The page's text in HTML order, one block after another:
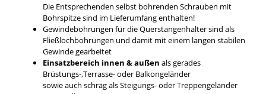
Die Entsprechenden selbst bohrenden Schrauben mit
Bohrspitze sind im Lieferumfang enthalten!
Gewindebohrungen für die Querstangenhalter sind als
Fließlochbohrungen und damit mit einem langen stabilen
Gewinde gearbeitet
Einsatzbereich innen & außen als gerades
Brüstungs-,Terrasse- oder Balkongeländer
sowie auch schräg als Steigungs- oder Treppengeländer